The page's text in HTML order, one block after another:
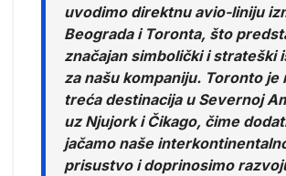
uvodimo direktnu avio-liniju
Beograda i Toronta, što
značajan simbolički i strateški
za našu kompaniju. Toronto je
treća destinacija u Severnoj
uz Njujork i Čikago, čime
jačamo naše
prisustvo i doprinosimo